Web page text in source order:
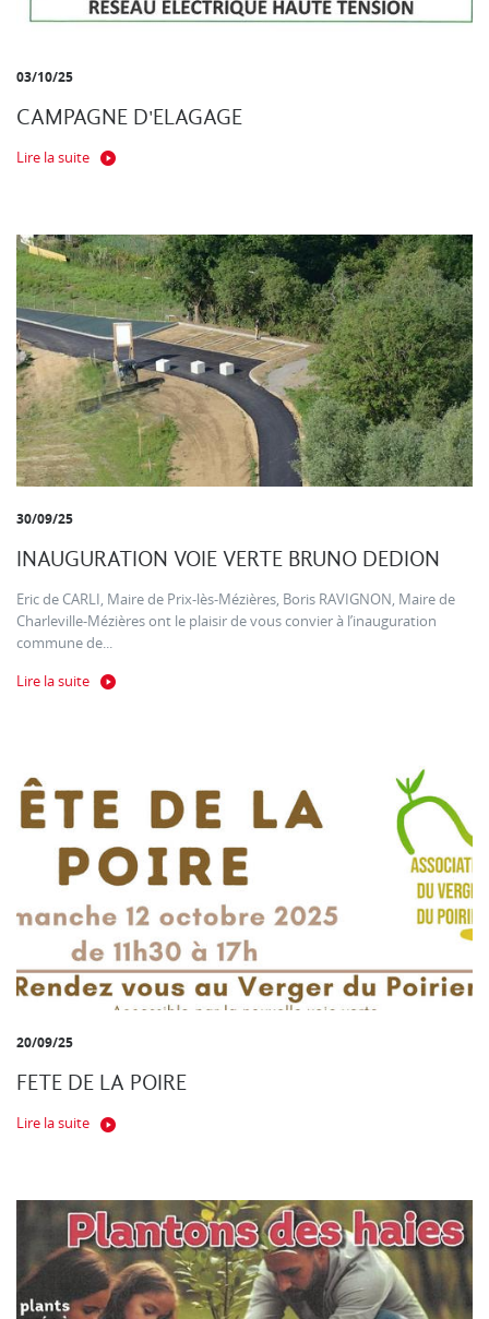
03/10/25
CAMPAGNE D'ELAGAGE
Lire la suite
30/09/25
INAUGURATION VOIE VERTE BRUNO DEDION
Eric de CARLI, Maire de Prix-lès-Mézières, Boris RAVIGNON, Maire de
Charleville-Mézières ont le plaisir de vous convier à l’inauguration
commune de...
Lire la suite
20/09/25
FETE DE LA POIRE
Lire la suite